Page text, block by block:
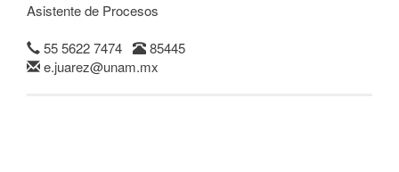
Asistente de Procesos
55 5622 7474
85445
e.juarez@unam.mx